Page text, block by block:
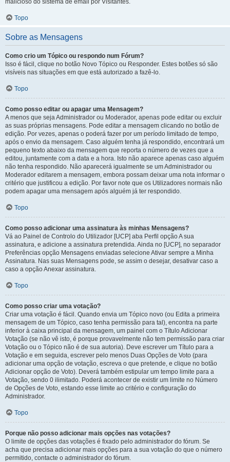
malicioso do sistema de email por Visitantes.
Topo
Sobre as Mensagens
Como crio um Tópico ou respondo num Fórum?
Isso é fácil, clique no botão Novo Tópico ou Responder. Estes botões só são
visíveis nas situações em que está autorizado a fazê-lo.
Topo
Como posso editar ou apagar uma Mensagem?
A menos que seja Administrador ou Moderador, apenas pode editar ou excluir
as suas próprias mensagens. Pode editar a mensagem clicando no botão de
edição. Por vezes, apenas o poderá fazer por um período limitado de tempo,
após o envio da mensagem. Caso alguém tenha já respondido, encontrará um
pequeno texto abaixo da mensagem que reporta o número de vezes que a
editou, juntamente com a data e a hora. Isto não aparece apenas caso alguém
não tenha respondido. Não aparecerá igualmente se um Administrador ou
Moderador editarem a mensagem, embora possam deixar uma nota informar o
critério que justificou a edição. Por favor note que os Utilizadores normais não
podem apagar uma mensagem após alguém já ter respondido.
Topo
Como posso adicionar uma assinatura às minhas Mensagens?
Vá ao Painel de Controlo do Utilizador [UCP] aba Perfil opção A sua
assinatura, e adicione a assinatura pretendida. Ainda no [UCP], no separador
Preferências opção Mensagens enviadas selecione Ativar sempre a Minha
Assinatura. Nas suas Mensagens pode, se assim o desejar, desativar caso a
caso a opção Anexar assinatura.
Topo
Como posso criar uma votação?
Criar uma votação é fácil. Quando envia um Tópico novo (ou Edita a primeira
mensagem de um Tópico, caso tenha permissão para tal), encontra na parte
inferior à caixa principal da mensagem, um painel com o Título Adicionar
Votação (se não vê isto, é porque provavelmente não tem permissão para criar
Votação ou o Tópico não é de sua autoria). Deve escrever um Título para a
Votação e em seguida, escrever pelo menos Duas Opções de Voto (para
adicionar uma opção de votação, escreva o que pretende, e clique no botão
Adicionar opção de Voto). Deverá também estipular um tempo limite para a
Votação, sendo 0 ilimitado. Poderá acontecer de existir um limite no Número
de Opções de Voto, estando esse limite ao critério e configuração do
Administrador.
Topo
Porque não posso adicionar mais opções nas votações?
O limite de opções das votações é fixado pelo administrador do fórum. Se
acha que precisa adicionar mais opções para a sua votação do que o número
permitido, contacte o administrador do fórum.